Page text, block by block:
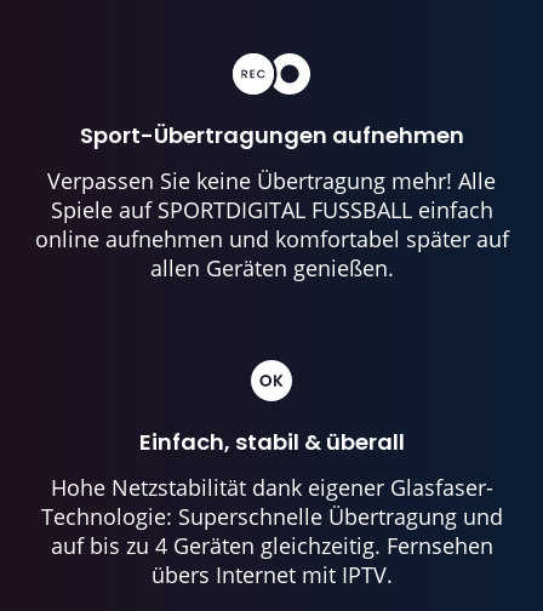
Sport-Übertragungen aufnehmen
Verpassen Sie keine Übertragung mehr! Alle
Spiele auf SPORTDIGITAL FUSSBALL einfach
online aufnehmen und komfortabel später auf
allen Geräten genießen.
Einfach, stabil & überall
Hohe Netzstabilität dank eigener Glasfaser-
Technologie: Superschnelle Übertragung und
auf bis zu 4 Geräten gleichzeitig. Fernsehen
übers Internet mit IPTV.